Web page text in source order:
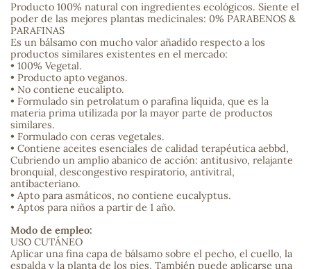
Producto 100% natural con ingredientes ecológicos. Siente el
poder de las mejores plantas medicinales: 0% PARABENOS &
PARAFINAS
Es un bálsamo con mucho valor añadido respecto a los
productos similares existentes en el mercado:
• 100% Vegetal.
• Producto apto veganos.
• No contiene eucalipto.
• Formulado sin petrolatum o parafina líquida, que es la
materia prima utilizada por la mayor parte de productos
similares.
• Formulado con ceras vegetales.
• Contiene aceites esenciales de calidad terapéutica aebbd,
Cubriendo un amplio abanico de acción: antitusivo, relajante
bronquial, descongestivo respiratorio, antivitral,
antibacteriano.
• Apto para asmáticos, no contiene eucalyptus.
• Aptos para niños a partir de 1 año.
Modo de empleo:
USO CUTÁNEO
Aplicar una fina capa de bálsamo sobre el pecho, el cuello, la
espalda y la planta de los pies. También puede aplicarse una